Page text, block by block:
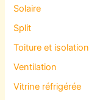
Solaire
Split
Toiture et isolation
Ventilation
Vitrine réfrigérée